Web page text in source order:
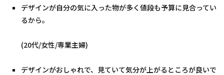
デザインが自分の気に入った物が多く値段も予算に見合ってい
るから。
(20代/女性/専業主婦)
デザインがおしゃれで、見ていて気分が上がるところが良いで